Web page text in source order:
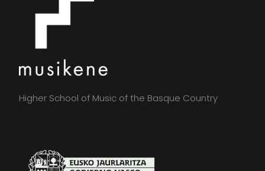
Higher School of Music of the Basque Country